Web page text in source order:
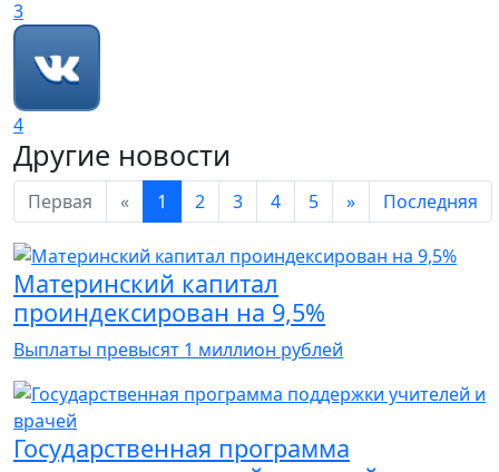
3
4
Другие новости
Первая « 1 2 3 4 5 » Последняя
Материнский капитал
проиндексирован на 9,5%
Выплаты превысят 1 миллион рублей
Государственная программа